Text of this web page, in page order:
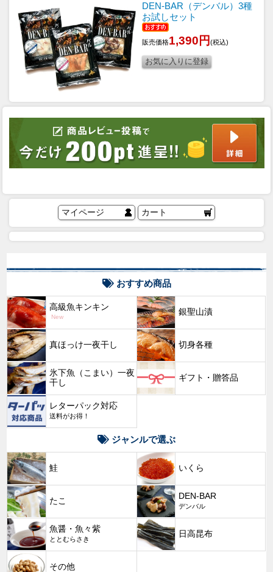
DEN-BAR（デンバル）3種
お試しセット
販売価格1,390円(税込)
マイページ カート
おすすめ商品
高級魚キンキン
New
銀聖山漬
真ほっけ一夜干し 切身各種
氷下魚（こまい）一夜
干し
ギフト・贈答品
レターパック対応
送料がお得！
ジャンルで選ぶ
鮭 いくら
たこ
DEN-BAR
デンバル
魚醤・魚々紫
ととむらさき
日高昆布
その他